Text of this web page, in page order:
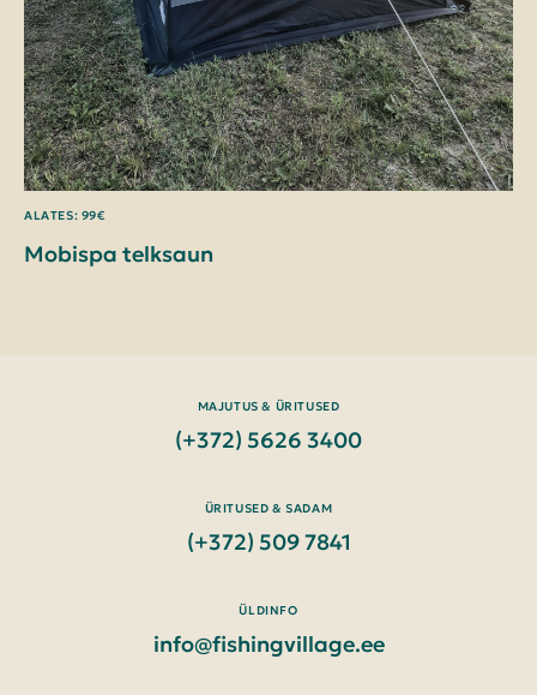
ALATES: 99€
Mobispa telksaun
MAJUTUS & ÜRITUSED
(+372) 5626 3400
ÜRITUSED & SADAM
(+372) 509 7841
ÜLDINFO
info@fishingvillage.ee